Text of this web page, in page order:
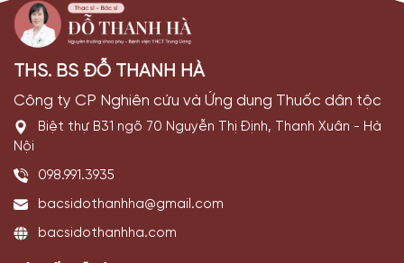
THS. BS ĐỖ THANH HÀ
Công ty CP Nghiên cứu và Ứng dụng Thuốc dân tộc
Biệt thự B31 ngõ 70 Nguyễn Thị Định, Thanh Xuân - Hà
Nội
098.991.3935
bacsidothanhha@gmail.com
bacsidothanhha.com